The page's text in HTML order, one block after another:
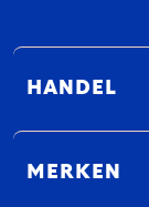
HANDEL
MERKEN